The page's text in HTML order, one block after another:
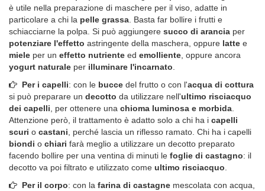
è utile nella preparazione di maschere per il viso, adatte in
particolare a chi la pelle grassa . Basta far bollire i frutti e
schiacciarne la polpa. Si può aggiungere succo di arancia per
potenziare l'effetto astringente della maschera, oppure latte e
miele per un effetto nutriente ed emolliente , oppure ancora
yogurt naturale per illuminare l'incarnato
Per i capelli: con le bucce del frutto o con l'acqua di cottura
si può preparare un decotto da utilizzare nell'ultimo risciacquo
dei capelli , per ottenere una chioma luminosa e morbida
Attenzione però, il trattamento è adatto solo a chi ha i capelli
scuri o castani , perché lascia un riflesso ramato. Chi ha i capelli
biondi o chiari farà meglio a utilizzare un decotto preparato
facendo bollire per una ventina di minuti le foglie di castagno: il
decotto va poi filtrato e utilizzato come ultimo risciacquo
Per il corpo: con la farina di castagne mescolata con acqua,